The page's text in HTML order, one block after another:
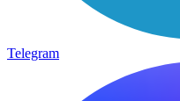
Telegram